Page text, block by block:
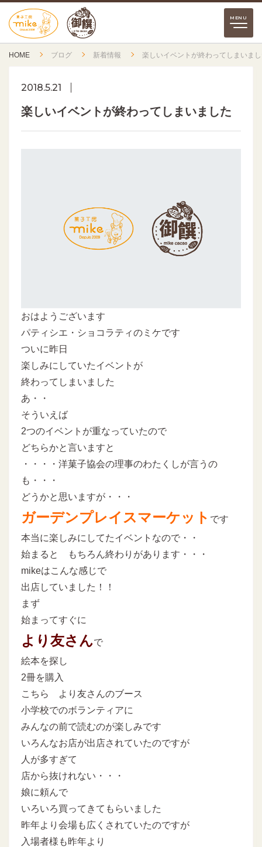
HOME ブログ 新着情報 楽しいイベントが終わってしまいま
2018.5.21
楽しいイベントが終わってしまいました
おはようございます
パティシエ・ショコラティのミケです
ついに昨日
楽しみにしていたイベントが
終わってしまいました
あ・・
そういえば
2つのイベントが重なっていたので
どちらかと言いますと
・・・・洋菓子協会の理事のわたくしが言うの
も・・・
どうかと思いますが・・・
ガーデンプレイスマーケット です
本当に楽しみにしてたイベントなので・・
始まると もちろん終わりがあります・・・
mikeはこんな感じで
出店していました！！
まず
始まってすぐに
より友さんで
絵本を探し
2冊を購入
こちら より友さんのブース
小学校でのボランティアに
みんなの前で読むのが楽しみです
いろんなお店が出店されていたのですが
人が多すぎて
店から抜けれない・・・
娘に頼んで
いろいろ買ってきてもらいました
昨年より会場も広くされていたのですが
入場者様も昨年より